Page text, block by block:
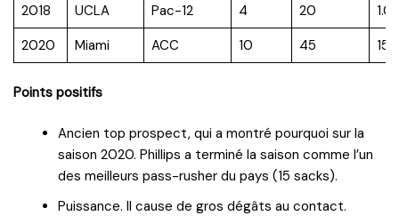
2018
UCLA Pac-12 4 20
1.0
2020
Miami ACC 10 45 15.5
Points positifs
Ancien top prospect, qui a montré pourquoi sur la
saison 2020. Phillips a terminé la saison comme l’un
des meilleurs pass-rusher du pays (15 sacks).
Puissance. Il cause de gros dégâts au contact.